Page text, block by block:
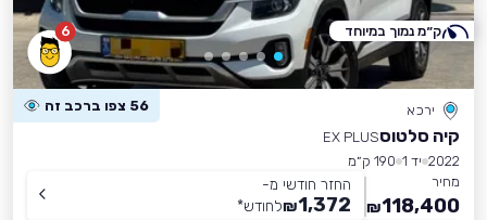
6
ירכא 56 צפו ברכב זה
קיה סלטוסEX PLUS
2022 יד 1
190 ק״מ
מחיר
118,400
₪
החזר חודשי מ-
1,372
₪לחודש*
ק״מ נמוך במיוחד